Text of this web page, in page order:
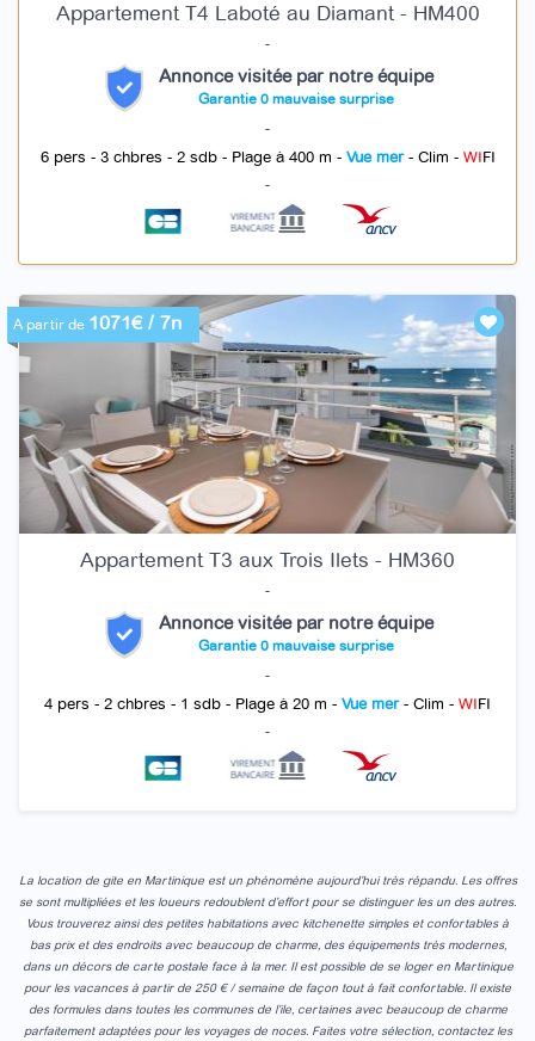
Appartement T4 Laboté au Diamant - HM400
-
Annonce visitée par notre équipe
Garantie 0 mauvaise surprise
-
6 pers - 3 chbres - 2 sdb - Plage à 400 m - Vue mer- Clim - WIFI
-
A partir de 1071€ / 7n
Appartement T3 aux Trois Ilets - HM360
-
Annonce visitée par notre équipe
Garantie 0 mauvaise surprise
-
4 pers - 2 chbres - 1 sdb - Plage à 20 m - Vue mer- Clim - WIFI
-
La location de gite en Martinique est un phénomène aujourd’hui très répandu. Les offres
se sont multipliées et les loueurs redoublent d’effort pour se distinguer les un des autres.
Vous trouverez ainsi des petites habitations avec kitchenette simples et confortables à
bas prix et des endroits avec beaucoup de charme, des équipements très modernes,
dans un décors de carte postale face à la mer. Il est possible de se loger en Martinique
pour les vacances à partir de 250 € / semaine de façon tout à fait confortable. Il existe
des formules dans toutes les communes de l’ile, certaines avec beaucoup de charme
parfaitement adaptées pour les voyages de noces. Faites votre sélection, contactez les